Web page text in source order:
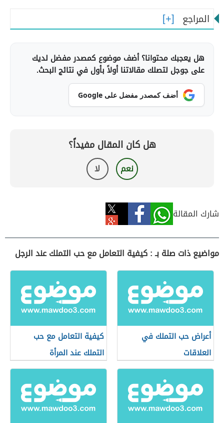
المراجع
هل يعجبك محتوانا؟ أضف موضوع كمصدر مفضل لديك
على جوجل لتصلك مقالاتنا أولاً بأول في نتائج البحث.
أضف كمصدر مفضل على Google
هل كان المقال مفيداً؟
نعم لا
شارك المقالة
مواضيع ذات صلة بـ : كيفية التعامل مع حب التملك عند الرجل
أعراض حب التملك في
العلاقات
كيفية التعامل مع حب
التملك عند المرأة